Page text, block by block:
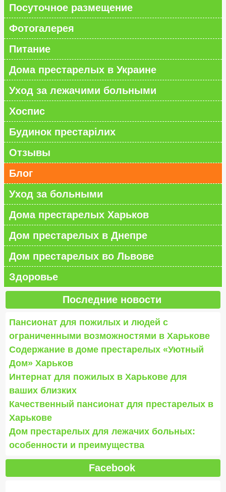
Посуточное размещение
Фотогалерея
Питание
Дома престарелых в Украине
Уход за лежачими больными
Хоспис
Будинок престарілих
Отзывы
Блог
Уход за больными
Дома престарелых Харьков
Дом престарелых в Днепре
Дом престарелых во Львове
Здоровье
Последние новости
Пансионат для пожилых и людей с
ограниченными возможностями в Харькове
Содержание в доме престарелых «Уютный
Дом» Харьков
Интернат для пожилых в Харькове для
ваших близких
Качественный пансионат для престарелых в
Харькове
Дом престарелых для лежачих больных:
особенности и преимущества
Facebook